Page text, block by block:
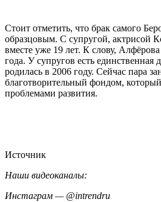
Стоит отметить, что брак самого
образцовым. С супругой, актрисой
вместе уже 19 лет. К слову,
года. У супругов есть единственная
родилась в 2006 году. Сейчас пара
благотворительный фондом,
проблемами развития.
Источник
Наши видеоканалы:
Инстаграм — @intrendru